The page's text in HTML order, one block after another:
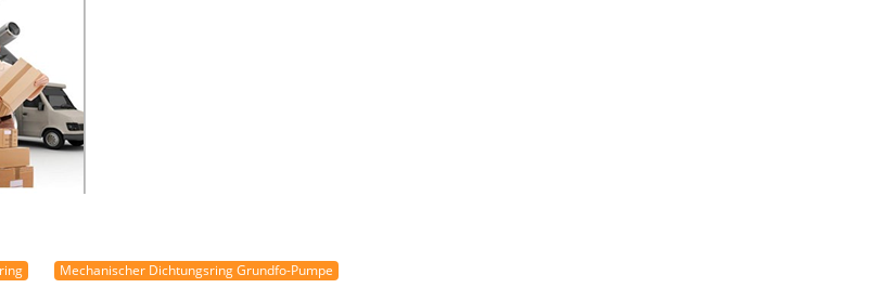
Mechanischer Dichtungsring Grundfo-Pumpe